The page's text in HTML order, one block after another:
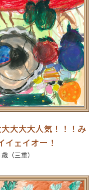
大大大人気！！！み
イェイオー！
（三重）